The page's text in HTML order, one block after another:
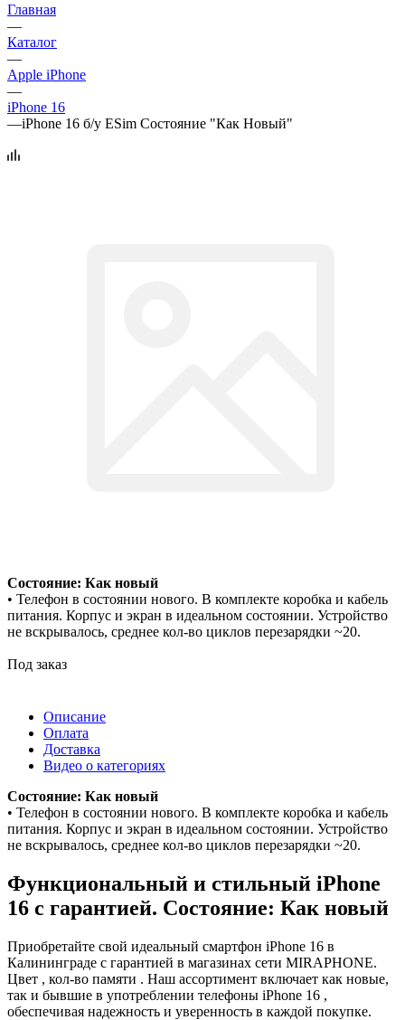
Главная
—
Каталог
—
Apple iPhone
—
iPhone 16
—iPhone 16 б/у ESim Состояние "Как Новый"
Состояние: Как новый
• Телефон в состоянии нового. В комплекте коробка и кабель
питания. Корпус и экран в идеальном состоянии. Устройство
не вскрывалось, среднее кол-во циклов перезарядки ~20.
Под заказ
Описание
Оплата
Доставка
Видео о категориях
Состояние: Как новый
• Телефон в состоянии нового. В комплекте коробка и кабель
питания. Корпус и экран в идеальном состоянии. Устройство
не вскрывалось, среднее кол-во циклов перезарядки ~20.
Функциональный и стильный iPhone
16 с гарантией. Состояние: Как новый
Приобретайте свой идеальный смартфон iPhone 16 в
Калининграде с гарантией в магазинах сети MIRAPHONE.
Цвет , кол-во памяти . Наш ассортимент включает как новые,
так и бывшие в употреблении телефоны iPhone 16 ,
обеспечивая надежность и уверенность в каждой покупке.